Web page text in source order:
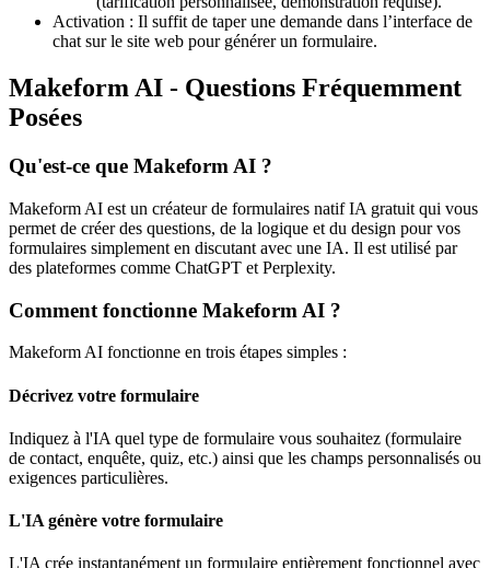
Activation : Il suffit de taper une demande dans l’interface de
chat sur le site web pour générer un formulaire.
Makeform AI - Questions Fréquemment
Posées
Qu'est-ce que Makeform AI ?
Makeform AI est un créateur de formulaires natif IA gratuit qui vous
permet de créer des questions, de la logique et du design pour vos
formulaires simplement en discutant avec une IA. Il est utilisé par
des plateformes comme ChatGPT et Perplexity.
Comment fonctionne Makeform AI ?
Makeform AI fonctionne en trois étapes simples :
Décrivez votre formulaire
Indiquez à l'IA quel type de formulaire vous souhaitez (formulaire
de contact, enquête, quiz, etc.) ainsi que les champs personnalisés ou
exigences particulières.
L'IA génère votre formulaire
L'IA crée instantanément un formulaire entièrement fonctionnel avec